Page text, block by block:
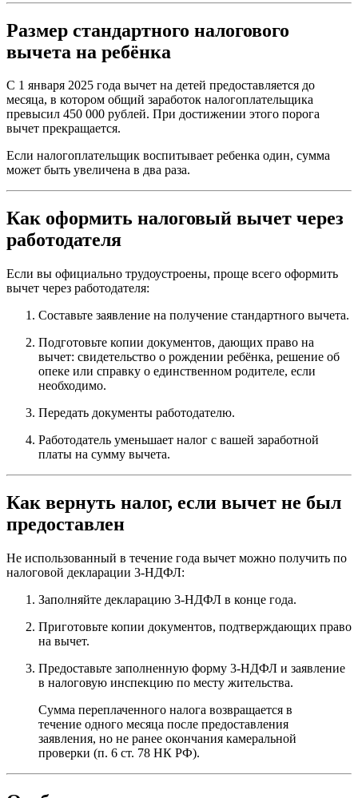
Размер стандартного налогового
вычета на ребёнка
С 1 января 2025 года вычет на детей предоставляется до
месяца, в котором общий заработок налогоплательщика
превысил 450 000 рублей. При достижении этого порога
вычет прекращается.
Если налогоплательщик воспитывает ребенка один, сумма
может быть увеличена в два раза.
Как оформить налоговый вычет через
работодателя
Если вы официально трудоустроены, проще всего оформить
вычет через работодателя:
Составьте заявление на получение стандартного вычета.
Подготовьте копии документов, дающих право на
вычет: свидетельство о рождении ребёнка, решение об
опеке или справку о единственном родителе, если
необходимо.
Передать документы работодателю.
Работодатель уменьшает налог с вашей заработной
платы на сумму вычета.
Как вернуть налог, если вычет не был
предоставлен
Не использованный в течение года вычет можно получить по
налоговой декларации 3-НДФЛ:
Заполняйте декларацию 3-НДФЛ в конце года.
Приготовьте копии документов, подтверждающих право
на вычет.
Предоставьте заполненную форму 3-НДФЛ и заявление
в налоговую инспекцию по месту жительства.
Сумма переплаченного налога возвращается в
течение одного месяца после предоставления
заявления, но не ранее окончания камеральной
проверки (п. 6 ст. 78 НК РФ).